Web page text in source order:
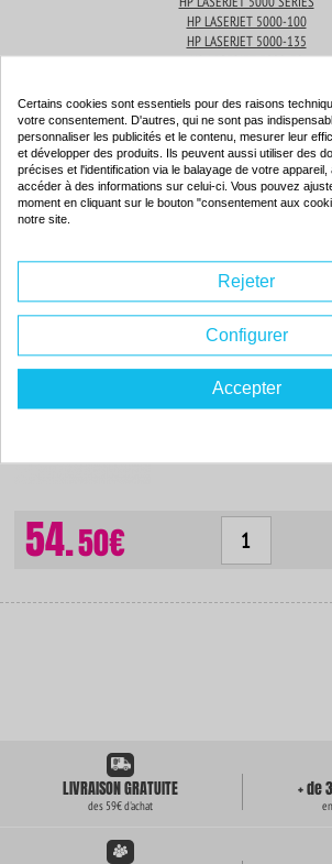
HP LASERJET 5000-100
HP LASERJET 5000-135
HP LASERJET 5000-50
HP LASERJET 5100 DTN
HP LASERJET 5100 LE
HP LASERJET 5100 SE
HP LASERJET 5100 SERIES
HP LASERJET 5100 TN
Toner compatible - HP 29X - noir - (C4129X)
Couleur : noir
Capacité :10000 pages
ISO 9001 / ISO 14001
54.50€
LIVRAISON GRATUITE
des 59€ d'achat
+ de
Certains cookies sont essentiels pour des raisons
votre consentement. D'autres, qui ne sont pas
personnaliser les publicités et le contenu, mesurer leur
et développer des produits. Ils peuvent aussi utiliser des
précises et l'identification via le balayage de votre
accéder à des informations sur celui-ci. Vous pouvez
moment en cliquant sur le bouton "consentement aux
notre site.
Rejeter
Configurer
Accepter